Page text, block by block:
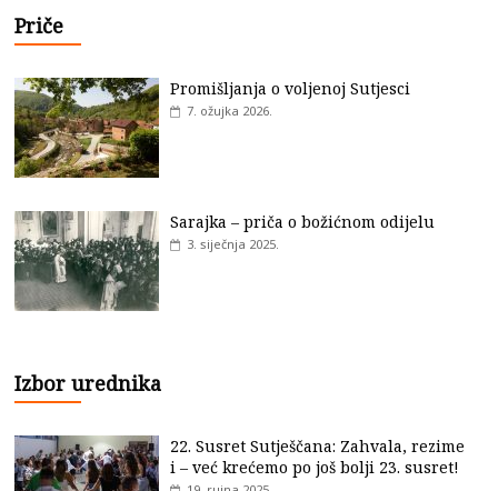
Priče
Promišljanja o voljenoj Sutjesci
7. ožujka 2026.
Sarajka – priča o božićnom odijelu
3. siječnja 2025.
Izbor urednika
22. Susret Sutješčana: Zahvala, rezime
i – već krećemo po još bolji 23. susret!